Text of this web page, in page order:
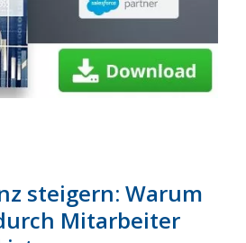
steigern: Warum
Mitarbeiter